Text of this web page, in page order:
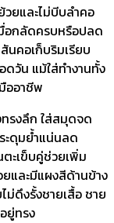
ยและไม่บีบลำคอ
อกลัดครบหรือปลด
นคอเก็บริมเรียบ
ดวัน แม้ใส่ทำงานทั้ง
ออาชีพ
รงลึก ใส่สมุดจด
ะดุมย้ำแน่นลด
ะเข็บคู่ช่วยเพิ่ม
ยและมีแผงสีด้านข้าง
ม่ดึงรั้งชายเสื้อ ชาย
ยู่ทรง